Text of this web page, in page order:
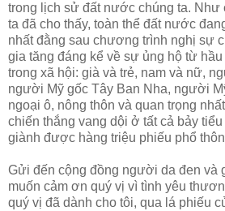
trong lịch sử đất nước chúng ta. Như
ta đã cho thấy, toàn thể đất nước
nhất đằng sau chương trình nghị sự
gia tăng đáng kể về sự ủng hộ từ
trong xã hội: già và trẻ, nam và nữ,
người Mỹ gốc Tây Ban Nha, người
ngoại ô, nông thôn và quan trọng
chiến thắng vang dội ở tất cả bảy
giành được hàng triệu phiếu phổ
Gửi đến cộng đồng người da đen và
muốn cảm ơn quý vị vì tình yêu
quý vị đã dành cho tôi, qua lá phiếu